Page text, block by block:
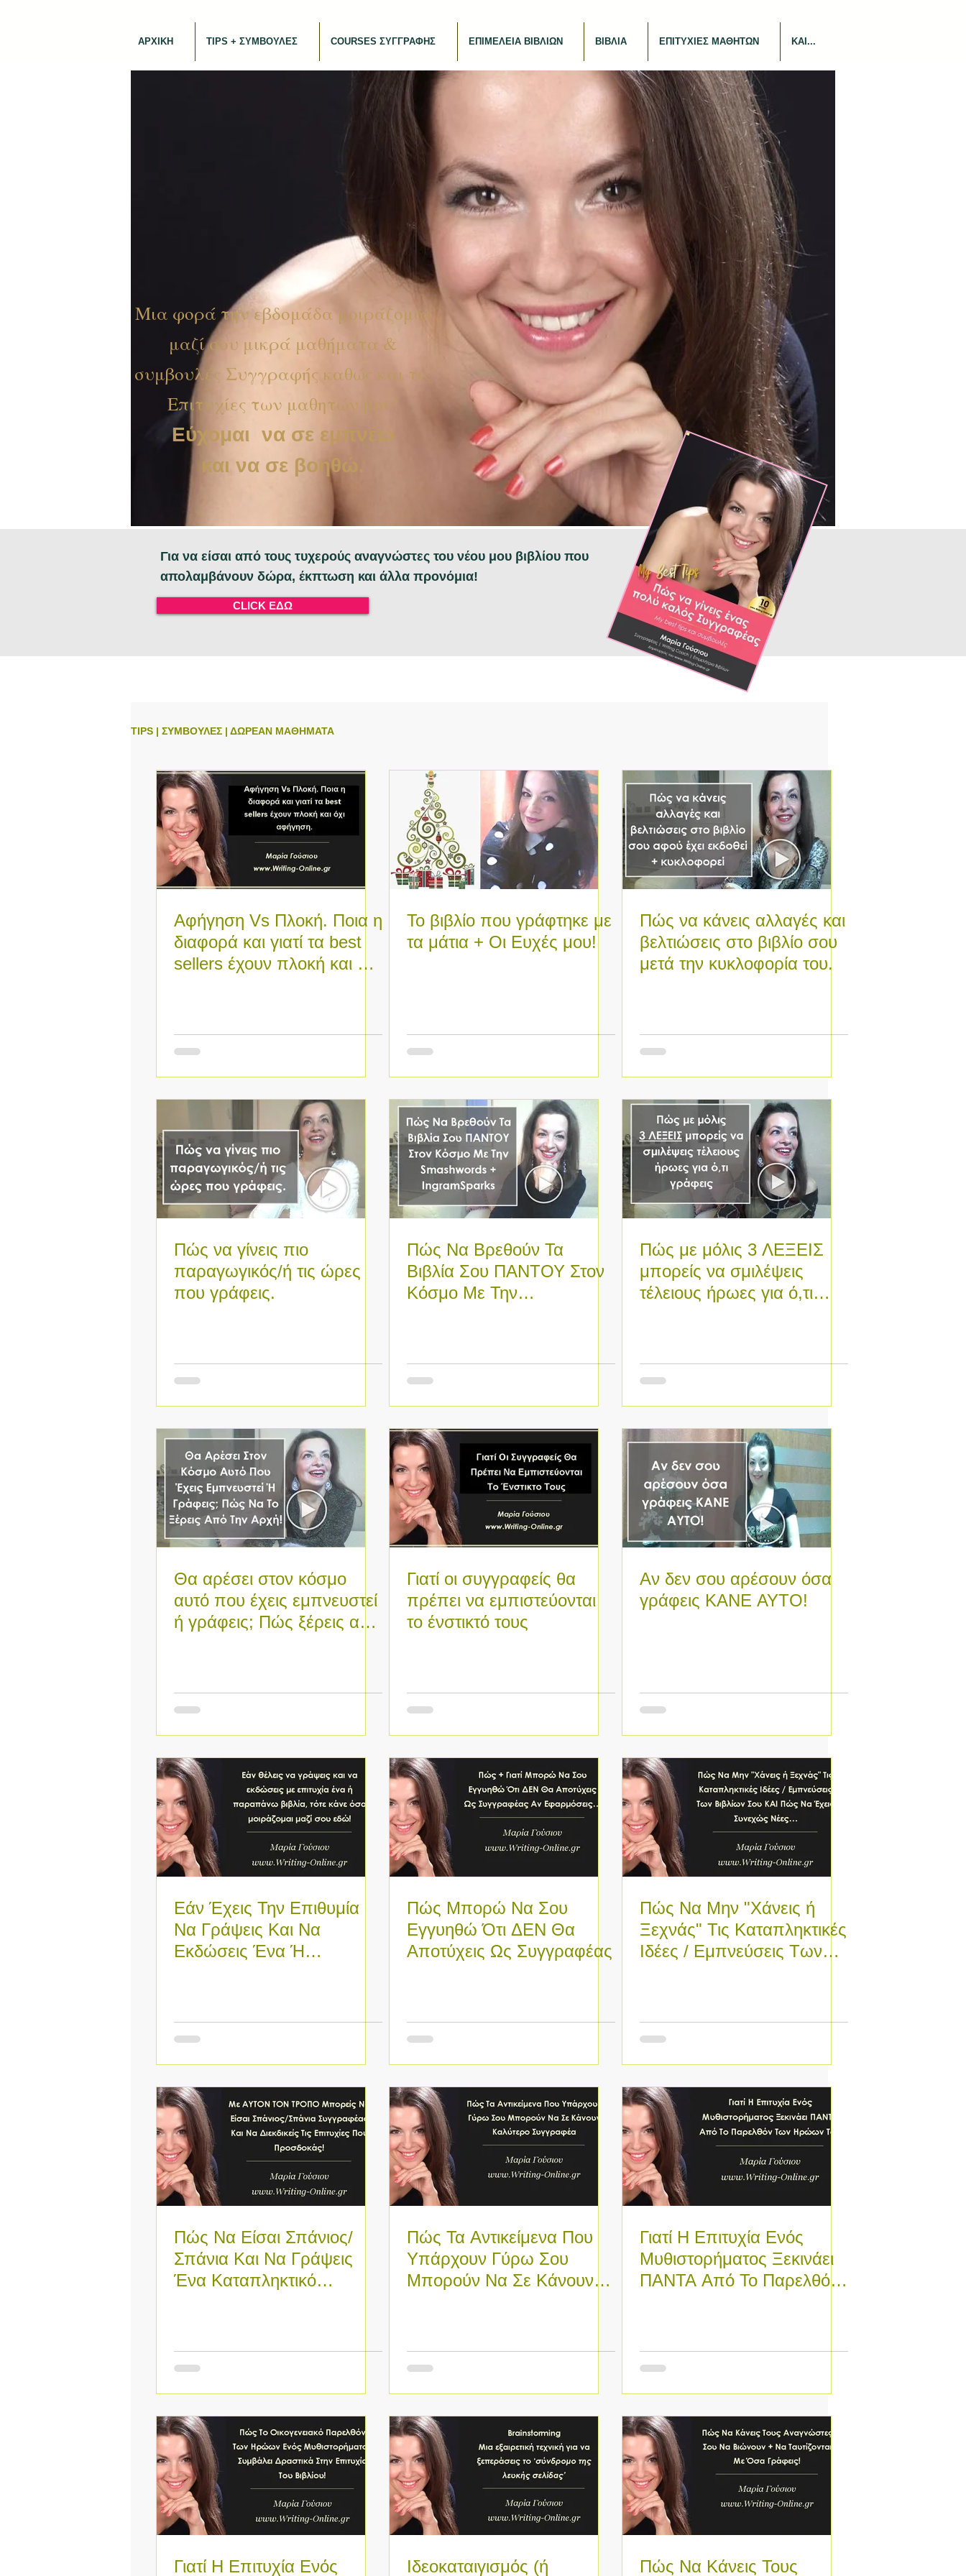
ΑΡΧΙΚΗ TIPS + ΣΥΜΒΟΥΛΕΣ COURSES ΣΥΓΓΡΑΦΗΣ ΕΠΙΜΕΛΕΙΑ ΒΙΒΛΙΩΝ ΒΙΒΛΙΑ ΕΠΙΤΥΧΙΕΣ ΜΑΘΗΤΩΝ ΚΑΙ...
Μια φορά την εβδομάδα μοιράζομαι
μαζί σου μικρά μαθήματα &
συμβουλές Συγγραφής καθώς και τις
Επιτυχίες των μαθητών μου!
Εύχομαι να σε εμπνέω
και να σε βοηθώ.
Για να είσαι από τους τυχερούς αναγνώστες του νέου μου βιβλίου που
απολαμβάνουν δώρα, έκπτωση και άλλα προνόμια!
CLICK ΕΔΩ
TIPS | ΣΥΜΒΟΥΛΕΣ | ΔΩΡΕΑΝ ΜΑΘΗΜΑΤΑ
Αφήγηση Vs Πλοκή. Ποια η
διαφορά και γιατί τα best
sellers έχουν πλοκή και όχι
Το βιβλίο που γράφτηκε με
τα μάτια + Οι Ευχές μου!
Πώς να κάνεις αλλαγές και
βελτιώσεις στο βιβλίο σου
μετά την κυκλοφορία του.
Πώς να γίνεις πιο
παραγωγικός/ή τις ώρες
που γράφεις.
Πώς Να Βρεθούν Τα
Βιβλία Σου ΠΑΝΤΟΥ Στον
Κόσμο Με Την
Πώς με μόλις 3 ΛΕΞΕΙΣ
μπορείς να σμιλέψεις
τέλειους ήρωες για ό,τι
Θα αρέσει στον κόσμο
αυτό που έχεις εμπνευστεί
ή γράφεις; Πώς ξέρεις από
Γιατί οι συγγραφείς θα
πρέπει να εμπιστεύονται
το ένστικτό τους
Αν δεν σου αρέσουν όσα
γράφεις ΚΑΝΕ ΑΥΤΟ!
Εάν Έχεις Την Επιθυμία
Να Γράψεις Και Να
Εκδώσεις Ένα Ή
Πώς Μπορώ Να Σου
Εγγυηθώ Ότι ΔΕΝ Θα
Αποτύχεις Ως Συγγραφέας
Πώς Να Μην "Χάνεις ή
Ξεχνάς" Τις Καταπληκτικές
Ιδέες / Εμπνεύσεις Των
Πώς Να Είσαι Σπάνιος/
Σπάνια Και Να Γράψεις
Ένα Καταπληκτικό
Πώς Τα Αντικείμενα Που
Υπάρχουν Γύρω Σου
Μπορούν Να Σε Κάνουν
Γιατί Η Επιτυχία Ενός
Μυθιστορήματος Ξεκινάει
ΠΑΝΤΑ Από Το Παρελθόν
Γιατί Η Επιτυχία Ενός Ιδεοκαταιγισμός (ή Πώς Να Κάνεις Τους